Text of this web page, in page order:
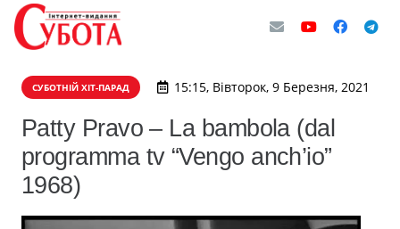
СУБОТНІЙ ХІТ-ПАРАД 15:15, Вівторок, 9 Березня, 2021
Patty Pravo – La bambola (dal
programma tv “Vengo anch’io”
1968)